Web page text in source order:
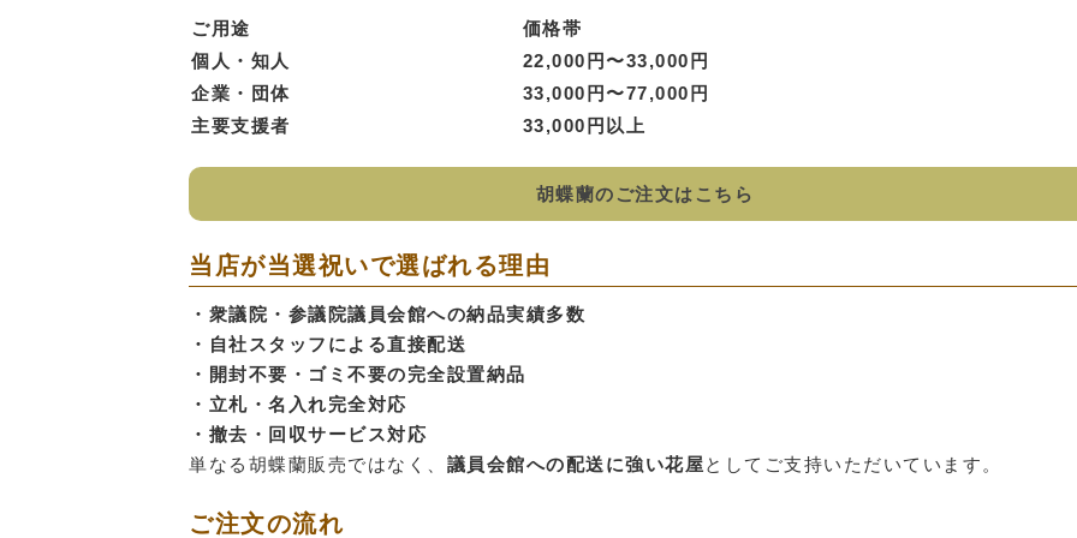
ご用途
価格帯
個人・知人
22,000円〜33,000円
企業・団体
33,000円〜77,000円
主要支援者
33,000円以上
胡蝶蘭のご注文はこちら
当店が当選祝いで選ばれる理由
・衆議院・参議院議員会館への納品実績多数
・自社スタッフによる直接配送
・開封不要・ゴミ不要の完全設置納品
・立札・名入れ完全対応
・撤去・回収サービス対応
単なる胡蝶蘭販売ではなく、 議員会館への配送に強い花屋としてご支持いただいています。
ご注文の流れ